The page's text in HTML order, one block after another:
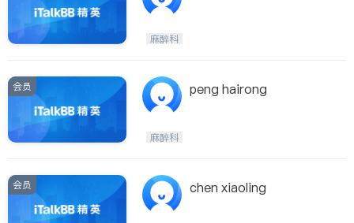
麻醉科
会员 peng hairong
麻醉科
会员 chen xiaoling